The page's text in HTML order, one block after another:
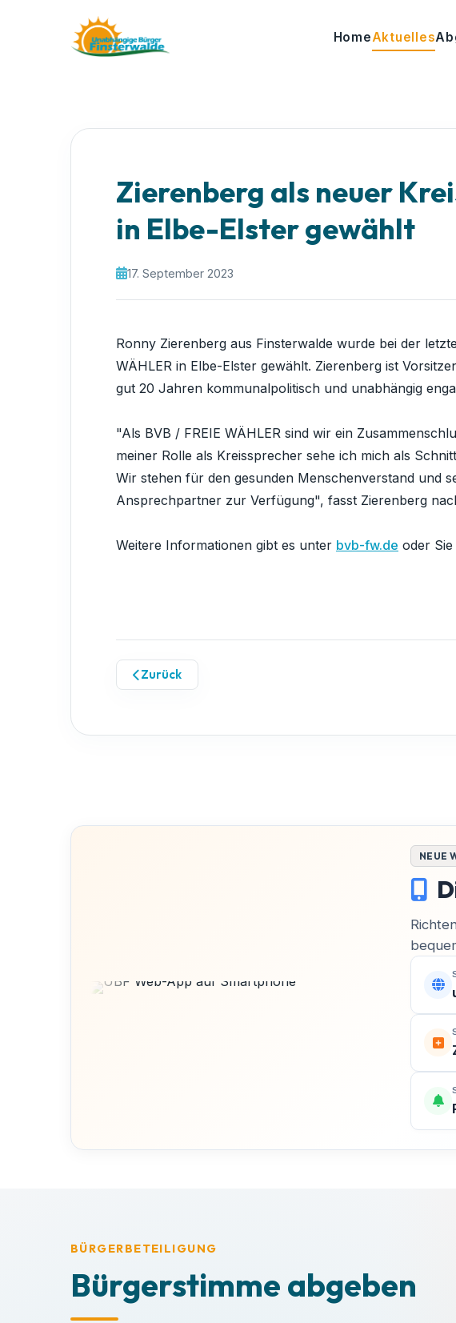
HomeAktuelles
Zierenberg als neuer
in Elbe-Elster gewählt
17. September 2023
Ronny Zierenberg aus Finsterwalde wurde bei der
WÄHLER in Elbe-Elster gewählt. Zierenberg ist
gut 20 Jahren kommunalpolitisch und unabhängig
"Als BVB / FREIE WÄHLER sind wir ein
meiner Rolle als Kreissprecher sehe ich mich als
Wir stehen für den gesunden Menschenverstand und
Ansprechpartner zur Verfügung", fasst Zierenberg
Weitere Informationen gibt es unter bvb-fw.de oder
Zurück
NEUE
BÜRGERBETEILIGUNG
Bürgerstimme abgeben
Ecke, neue
Sängerstadt.